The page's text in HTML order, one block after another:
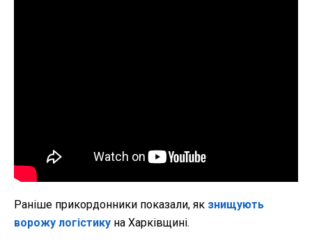
Раніше прикордонники показали, як знищують
ворожу логістику на Харківщині.